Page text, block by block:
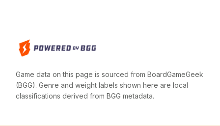
Game data on this page is sourced from BoardGameGeek
(BGG). Genre and weight labels shown here are local
classifications derived from BGG metadata.